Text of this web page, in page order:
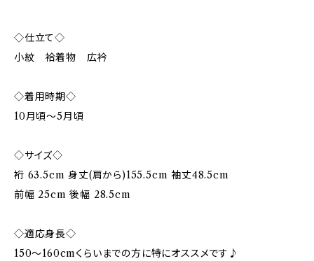
◇仕立て◇
小紋 袷着物 広衿
◇着用時期◇
10月頃〜5月頃
◇サイズ◇
裄 63.5cm 身丈(肩から)155.5cm 袖丈48.5cm
前幅 25cm 後幅 28.5cm
◇適応身長◇
150～160cmくらいまでの方に特にオススメです♪